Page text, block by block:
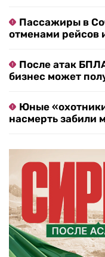
Пассажиры в
отменами рейсов
После атак
бизнес может
Юные
насмерть забили